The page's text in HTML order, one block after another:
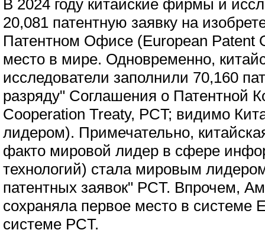
В 2024 году китайские фирмы и
20,081 патентную заявку на
Патентном Офисе (European Patent
место в мире. Одновременно,
исследователи заполнили 70,160
разряду" Соглашения о Патентной
Cooperation Treaty, PCT; видимо
лидером). Примечательно,
факто мировой лидер в сфере
технологий) стала мировым
патентных заявок" PCT. Впрочем,
сохраняла первое место в системе
системе PCT.